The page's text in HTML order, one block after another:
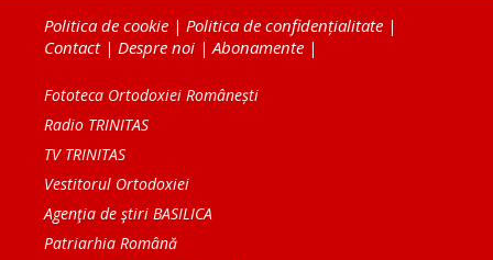
Politica de cookie | Politica de confidențialitate |
Contact| Despre noi | Abonamente |
Fototeca Ortodoxiei Românești
Radio TRINITAS
TV TRINITAS
Vestitorul Ortodoxiei
Agenţia de ştiri BASILICA
Patriarhia Română